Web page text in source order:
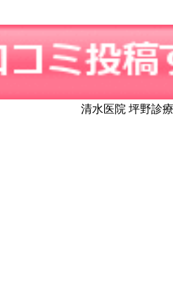
清水医院 坪野診